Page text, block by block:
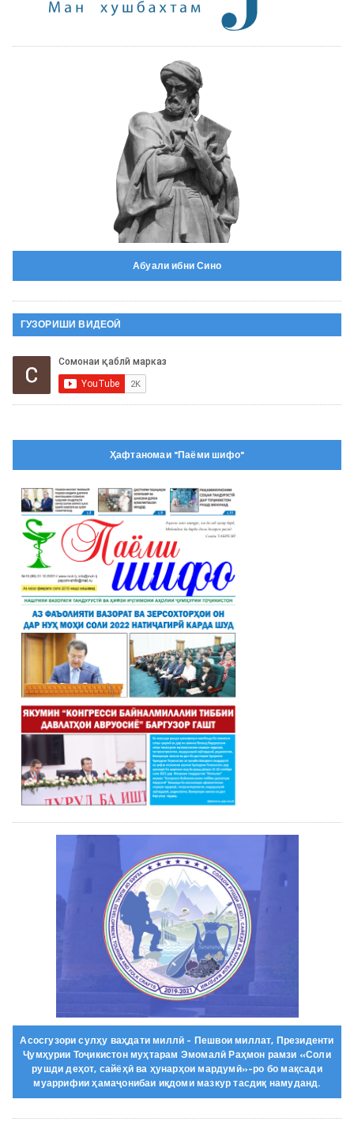
Абуали ибни Сино
ГУЗОРИШИ ВИДЕОӢ
Ҳафтаномаи "Паёми шифо"
Асосгузори сулҳу ваҳдати миллӣ - Пешвои миллат, Президенти
Ҷумҳурии Тоҷикистон муҳтарам Эмомалӣ Раҳмон рамзи «Соли
рушди деҳот, сайёҳӣ ва ҳунарҳои мардумӣ»-ро бо мақсади
муаррифии ҳамаҷонибаи иқдоми мазкур тасдиқ намуданд.